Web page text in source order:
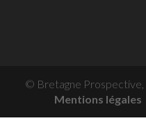
© Bretagne Prospective,
Mentions légales